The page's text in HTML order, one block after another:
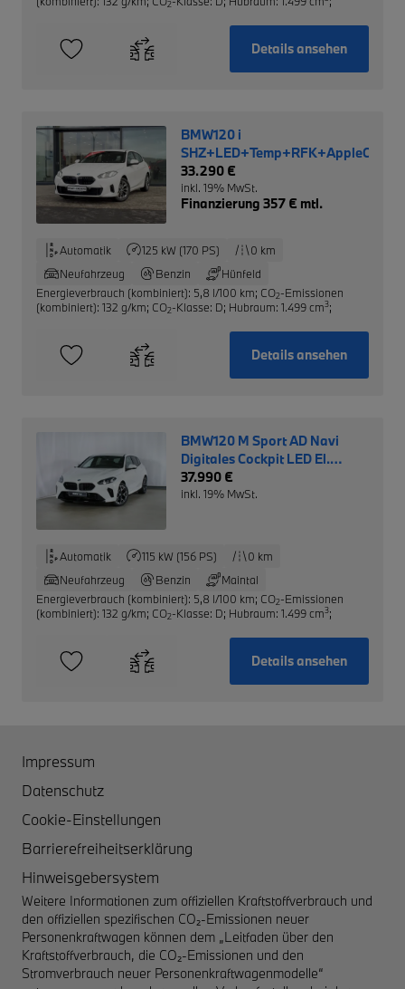
2
Details ansehen
BMW120 i
33.290 €
inkl. 19% MwSt.
Finanzierung 357 € mtl.
Automatik 125 kW (170 PS)
0 km
Neufahrzeug
Benzin
Hünfeld
Energieverbrauch (kombiniert): 5,8 l/100 km; CO2-Emissionen
(kombiniert): 132 g/km; CO2-Klasse: D; Hubraum: 1.499 cm3;
Details ansehen
BMW120 M Sport AD Navi
Digitales Cockpit LED El.
Heckklappe Apple CarPlay
37.990 €
inkl. 19% MwSt.
Automatik 115 kW (156 PS)
0 km
Neufahrzeug
Benzin
Maintal
Energieverbrauch (kombiniert): 5,8 l/100 km; CO2-Emissionen
(kombiniert): 132 g/km; CO2-Klasse: D; Hubraum: 1.499 cm3;
Details ansehen
Impressum
Datenschutz
Cookie-Einstellungen
Barrierefreiheitserklärung
Hinweisgebersystem
Weitere Informationen zum offiziellen Kraftstoffverbrauch und
den offiziellen spezifischen CO₂-Emissionen neuer
Personenkraftwagen können dem „Leitfaden über den
Kraftstoffverbrauch, die CO₂-Emissionen und den
Stromverbrauch neuer Personenkraftwagenmodelle“